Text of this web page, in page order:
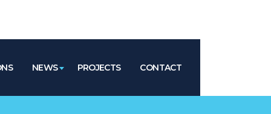
NEWS PROJECTS CONTACT